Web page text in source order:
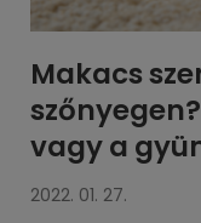
Makacs
vagy a
2022. 01. 27.